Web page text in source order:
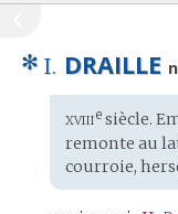
✻ I. DRAILLE
Étymologie
:
xviiiesiècle.
remonte au
courroie,